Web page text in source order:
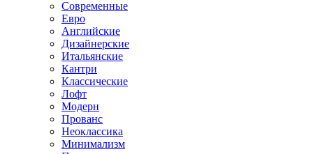
Современные
Евро
Английские
Дизайнерские
Итальянские
Кантри
Классические
Лофт
Модерн
Прованс
Неоклассика
Минимализм